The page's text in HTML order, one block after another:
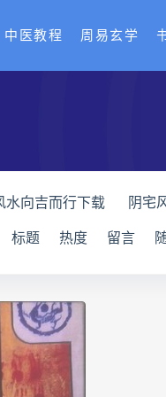
中医教程 周易玄学
水向吉而行下载
阴宅
害化解下载
奇门四害
因断根速效通经术网盘
关导引术下载
师课程下载
标题 热度 留言